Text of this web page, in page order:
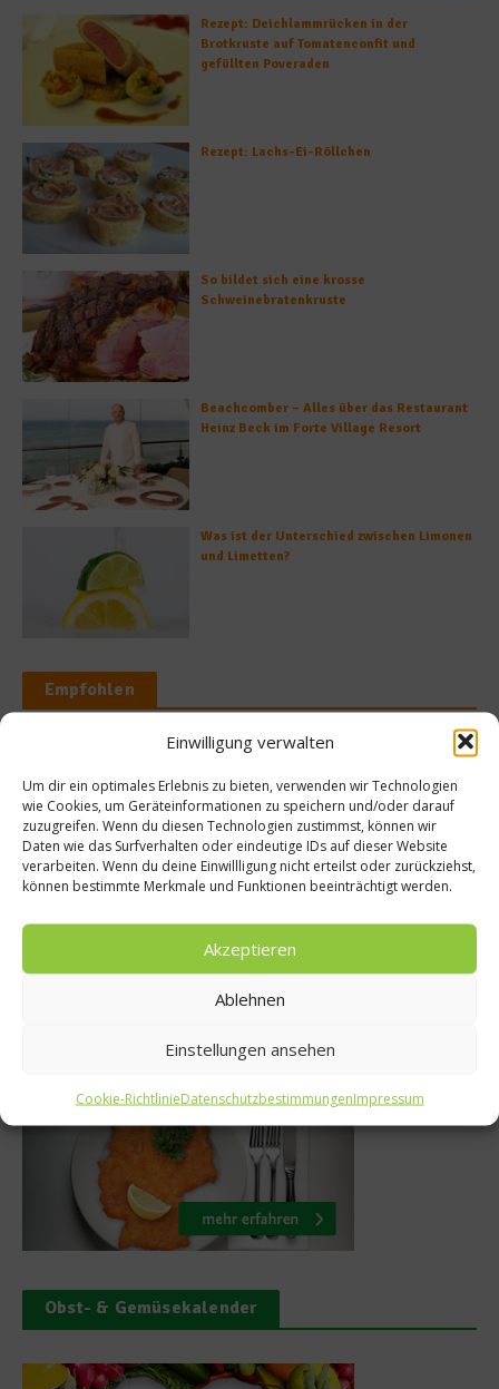
Einwilligung verwalten
Um dir ein optimales Erlebnis zu bieten, verwenden wir Technologien
wie Cookies, um Geräteinformationen zu speichern und/oder darauf
zuzugreifen. Wenn du diesen Technologien zustimmst, können wir
Daten wie das Surfverhalten oder eindeutige IDs auf dieser Website
verarbeiten. Wenn du deine Einwillligung nicht erteilst oder zurückziehst,
können bestimmte Merkmale und Funktionen beeinträchtigt werden.
Akzeptieren
Ablehnen
Einstellungen ansehen
Cookie-RichtlinieDatenschutzbestimmungenImpressum
Rezept: Deichlammrücken in der
Brotkruste auf Tomatenconfit und
gefüllten Poveraden
Rezept: Lachs-Ei-Röllchen
So bildet sich eine krosse
Schweinebratenkruste
Beachcomber – Alles über das Restaurant
Heinz Beck im Forte Village Resort
Was ist der Unterschied zwischen Limonen
und Limetten?
Empfohlen
von Niven
Zink –
20. Dezember
Was isst Deutschland
Obst- & Gemüsekalender